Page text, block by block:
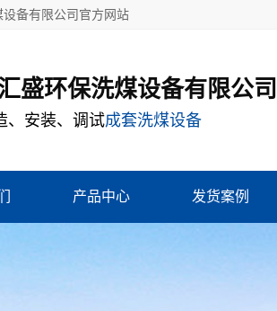
备有限公司官方网站
盛环保洗煤设备有限公司
、安装、调试成套洗煤设备
产品中心 发货案例